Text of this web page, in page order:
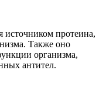
источником протеина,
Также оно
организма,
антител.